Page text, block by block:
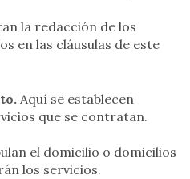
la redacción de los
en las cláusulas de este
Aquí se establecen
que se contratan.
el domicilio o domicilios
los servicios.